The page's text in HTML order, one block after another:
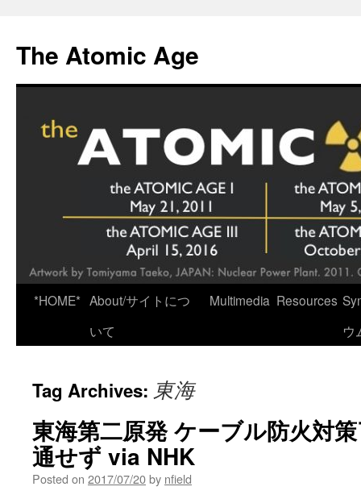
content
The Atomic Age
*HOME* About/サイトにつ
いて
Multimedia Resources
ウ
Tag Archives: 東海
東海第二原発 ケーブル防火対
通せず via NHK
Posted on 2017/07/20by nfield